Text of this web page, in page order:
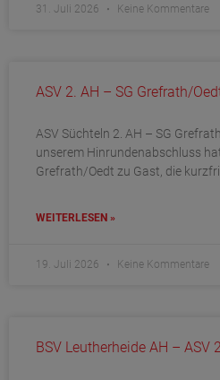
31. Juli 2026 Keine Kommentare
ASV 2. AH – SG Grefrath/
ASV Süchteln 2. AH – SG
unserem Hinrundenabschluss
Grefrath/Oedt zu Gast, die
WEITERLESEN »
19. Juli 2026 Keine Kommentare
BSV Leutherheide AH – ASV